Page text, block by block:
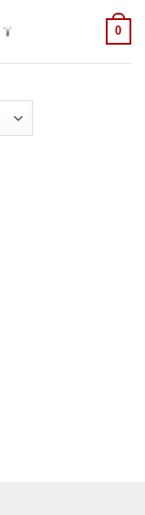
0
“GIÁ VF3”